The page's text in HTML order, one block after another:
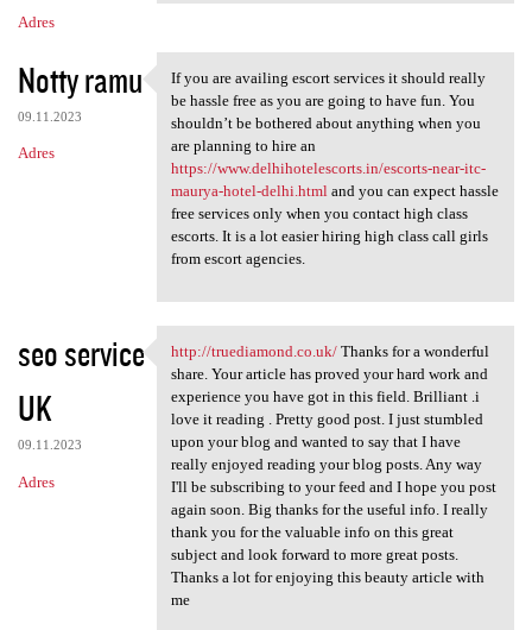
Adres
Notty ramu
09.11.2023
Adres
If you are availing escort
If you are availing escort services it should really
be hassle free as you are going to have fun. You
shouldn’t be bothered about anything when you
are planning to hire an
https://www.delhihotelescorts.in/escorts-near-itc-
maurya-hotel-delhi.html and you can expect hassle
free services only when you contact high class
escorts. It is a lot easier hiring high class call girls
from escort agencies.
seo service
UK
09.11.2023
Adres
http://truediamond.co.uk/
http://truediamond.co.uk/Thanks for a wonderful
share. Your article has proved your hard work and
experience you have got in this field. Brilliant .i
love it reading . Pretty good post. I just stumbled
upon your blog and wanted to say that I have
really enjoyed reading your blog posts. Any way
I'll be subscribing to your feed and I hope you post
again soon. Big thanks for the useful info. I really
thank you for the valuable info on this great
subject and look forward to more great posts.
Thanks a lot for enjoying this beauty article with
me